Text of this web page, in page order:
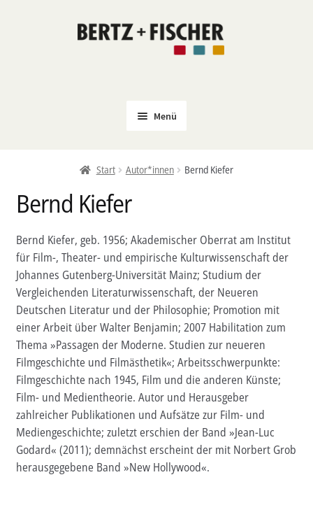
Zur
Zum
Menü
Coming Soon
Politik
PROKLA
Open Access
Untermenü
öffnen
Film & Kultur
Untermenü
öffnen
Autor*innen
Aktuelles
Verlag
Handel
Service
Untermenü
öffnen
Newsletter
Start Autor*innen Bernd Kiefer
Bernd Kiefer
Bernd Kiefer, geb. 1956; Akademischer Oberrat am Institut
für Film-, Theater- und empirische Kulturwissenschaft der
Johannes Gutenberg-Universität Mainz; Studium der
Vergleichenden Literaturwissenschaft, der Neueren
Deutschen Literatur und der Philosophie; Promotion mit
einer Arbeit über Walter Benjamin; 2007 Habilitation zum
Thema »Passagen der Moderne. Studien zur neueren
Filmgeschichte und Filmästhetik«; Arbeitsschwerpunkte:
Filmgeschichte nach 1945, Film und die anderen Künste;
Film- und Medientheorie. Autor und Herausgeber
zahlreicher Publikationen und Aufsätze zur Film- und
Mediengeschichte; zuletzt erschien der Band »Jean-Luc
Godard« (2011); demnächst erscheint der mit Norbert Grob
herausgegebene Band »New Hollywood«.